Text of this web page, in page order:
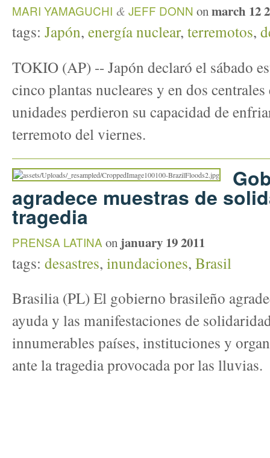
MARI YAMAGUCHI & JEFF DONN onmarch 12
tags: Japón, energía nuclear, terremotos,
TOKIO (AP) -- Japón declaró el sábado
cinco plantas nucleares y en dos
unidades perdieron su capacidad de
terremoto del viernes.
agradece muestras de
tragedia
PRENSA LATINA on january 19 2011
tags: desastres, inundaciones, Brasil
Brasilia (PL) El gobierno brasileño
ayuda y las manifestaciones de
innumerables países, instituciones y
ante la tragedia provocada por las lluvias.